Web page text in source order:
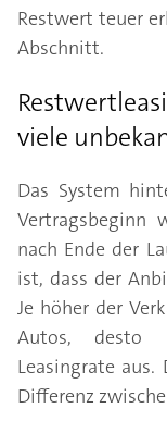
Restwert teuer
Abschnitt.
viele
Das System
Vertragsbeginn
nach Ende der
ist, dass der
Je höher der
Autos, desto
Leasingrate
Differenz